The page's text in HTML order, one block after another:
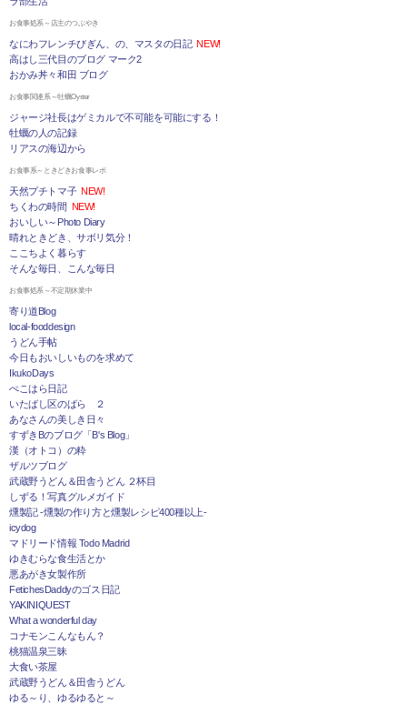
お食事処系～店主のつぶやき
なにわフレンチびぎん、の、マスタの日記 NEW!
高はし三代目のブログ マーク2
おかみ丼々和田 ブログ
お食事関連系～牡蠣Oyster
ジャージ社長はゲミカルで不可能を可能にする！
牡蠣の人の記録
リアスの海辺から
お食事系～ときどきお食事レポ
天然プチトマ子 NEW!
ちくわの時間 NEW!
おいしい～Photo Diary
晴れときどき、サボリ気分！
ここちよく暮らす
そんな毎日、こんな毎日
お食事処系～不定期休業中
寄り道Blog
local-fooddesign
うどん手帖
今日もおいしいものを求めて
IkukoDays
ぺこはら日記
いたばし区のばら ２
あなさんの美しき日々
すずきBのブログ「B's Blog」
漢（オトコ）の粋
ザルツブログ
武蔵野うどん＆田舎うどん ２杯目
しずる！写真グルメガイド
燻製記 -燻製の作り方と燻製レシピ400種以上-
icydog
マドリード情報 Todo Madrid
ゆきむらな食生活とか
悪あがき女製作所
FetichesDaddyのゴス日記
YAKINIQUEST
What a wonderful day
コナモンこんなもん？
桃猫温泉三昧
大食い茶屋
武蔵野うどん＆田舎うどん
ゆる～り、ゆるゆると～